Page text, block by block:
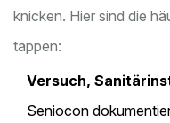
knicken. Hier sind die
tappen:
Versuch,
Seniocon